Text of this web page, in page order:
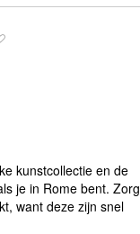
kunstcollectie en de
je in Rome bent. Zorg
want deze zijn snel